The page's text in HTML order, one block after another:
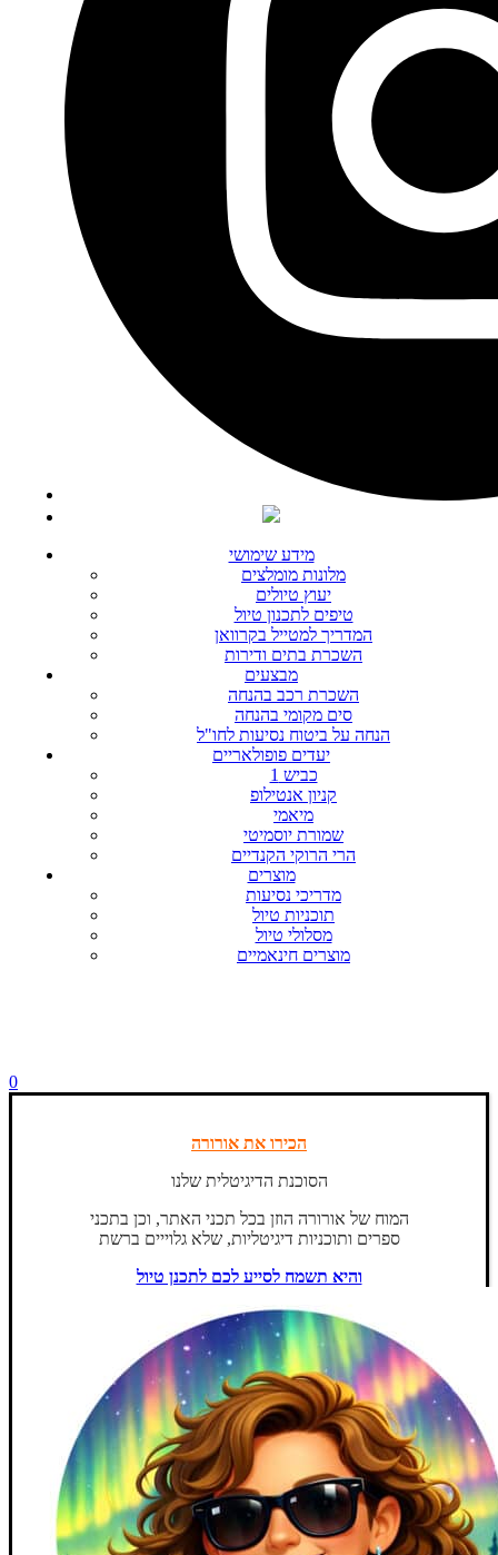
מידע שימושי
מלונות מומלצים
יעוץ טיולים
טיפים לתכנון טיול
המדריך למטייל בקרוואן
השכרת בתים ודירות
מבצעים
השכרת רכב בהנחה
סים מקומי בהנחה
הנחה על ביטוח נסיעות לחו"ל
יעדים פופולאריים
כביש 1
קניון אנטילופ
מיאמי
שמורת יוסמיטי
הרי הרוקי הקנדיים
מוצרים
מדריכי נסיעות
תוכניות טיול
מסלולי טיול
מוצרים חינאמיים
0
הכירו את אורורה
הסוכנת הדיגיטלית שלנו
המוח של אורורה הוזן בכל תכני האתר, וכן בתכני
ספרים ותוכניות דיגיטליות, שלא גלוייים ברשת
והיא תשמח לסייע לכם לתכנן טיול